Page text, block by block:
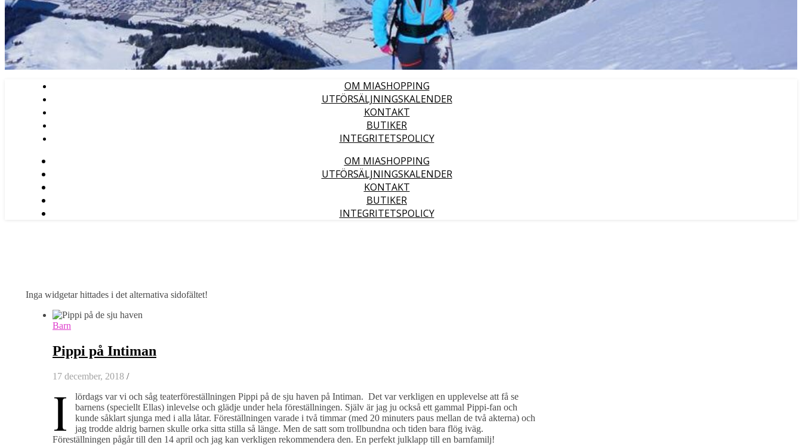
OM MIASHOPPING
UTFÖRSÄLJNINGSKALENDER
KONTAKT
BUTIKER
INTEGRITETSPOLICY
OM MIASHOPPING
UTFÖRSÄLJNINGSKALENDER
KONTAKT
BUTIKER
INTEGRITETSPOLICY
Inga widgetar hittades i det alternativa sidofältet!
Barn
Pippi på Intiman
17 december, 2018 /
I
lördags var vi och såg teaterföreställningen Pippi på de sju haven på Intiman. Det var verkligen en upplevelse att få se
barnens (speciellt Ellas) inlevelse och glädje under hela föreställningen. Själv är jag ju också ett gammal Pippi-fan och
kunde såklart sjunga med i alla låtar. Föreställningen varade i två timmar (med 20 minuters paus mellan de två akterna) och
jag trodde aldrig barnen skulle orka sitta stilla så länge. Men de satt som trollbundna och tiden bara flög iväg.
Föreställningen pågår till den 14 april och jag kan verkligen rekommendera den. En perfekt julklapp till en barnfamilj!